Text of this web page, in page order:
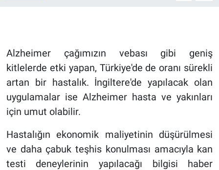
Alzheimer çağımızın vebası gibi geniş
kitlelerde etki yapan, Türkiye'de de oranı sürekli
artan bir hastalık. İngiltere'de yapılacak olan
uygulamalar ise Alzheimer hasta ve yakınları
için umut olabilir.
Hastalığın ekonomik maliyetinin düşürülmesi
ve daha çabuk teşhis konulması amacıyla kan
testi deneylerinin yapılacağı bilgisi haber